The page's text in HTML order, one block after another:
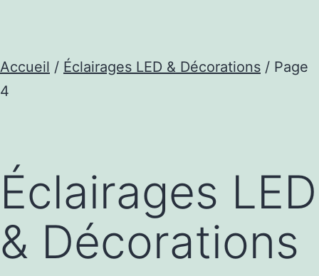
Accueil / Éclairages LED & Décorations / Page
4
Éclairages LED
& Décorations